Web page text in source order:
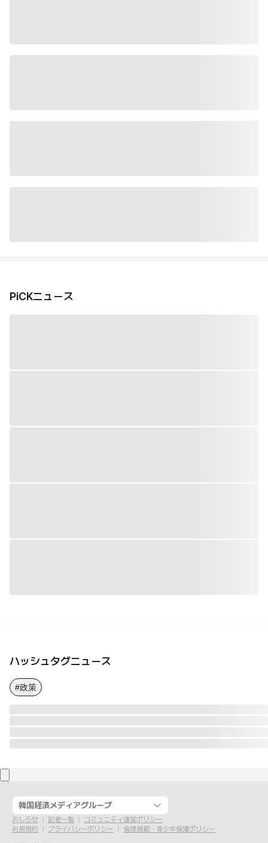
PiCKニュース
ハッシュタグニュース
#政策
韓国経済メディアグループ
おしらせ 記者一覧
コミュニティ運営ポリシー
利用規約
プライバシーポリシー
倫理規範・青少年保護ポリシー